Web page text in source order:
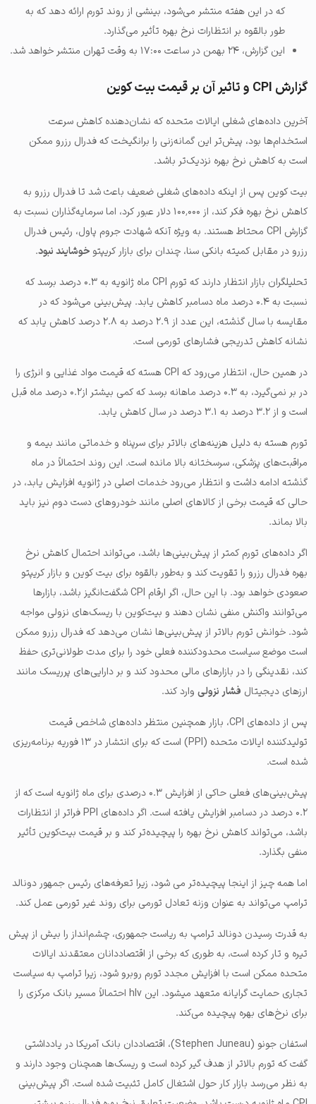
که در این هفته منتشر می‌شود، بینشی از روند تورم ارائه دهد که به
طور بالقوه بر انتظارات نرخ بهره تأثیر می‌گذارد.
این گزارش، ۲۴ بهمن در ساعت ۱۷:۰۰ به وقت تهران منتشر خواهد شد.
گزارش CPI و تاثیر آن بر قیمت بیت کوین
آخرین داده‌های شغلی ایالات متحده که نشان‌دهنده کاهش سرعت
استخدام‌ها بود، پیش‌تر این گمانه‌زنی را برانگیخت که فدرال رزرو ممکن
است به کاهش نرخ بهره نزدیک‌تر باشد.
بیت کوین پس از اینکه داده‌های شغلی ضعیف باعث شد تا فدرال رزرو به
کاهش نرخ بهره فکر کند، از ۱۰۰٬۰۰۰ دلار عبور کرد، اما سرمایه‌گذاران نسبت به
گزارش CPI محتاط هستند. به ویژه آنکه شهادت جروم پاول، رئیس فدرال
رزرو در مقابل کمیته بانکی سنا، چندان برای بازار کریپتو خوشایند نبود.
تحلیلگران بازار انتظار دارند که تورم CPI ماه ژانویه به ۰.۳ درصد برسد که
نسبت به ۰.۴ درصد ماه دسامبر کاهش یابد. پیش‌بینی می‌شود که در
مقایسه با سال گذشته، این عدد از ۲.۹ درصد به ۲.۸ درصد کاهش یابد که
نشانه کاهش تدریجی فشارهای تورمی است.
در همین حال، انتظار می‌رود که CPI هسته که قیمت‌ مواد غذایی و انرژی را
در بر نمی‌گیرد، به ۰.۳ درصد ماهانه برسد که کمی بیشتر از۰.۲ درصد ماه قبل
است و از ۳.۲ درصد به ۳.۱ درصد در سال کاهش یابد.
تورم هسته به دلیل هزینه‌های بالاتر برای سرپناه و خدماتی مانند بیمه و
مراقبت‌های پزشکی، سرسختانه بالا مانده است. این روند احتمالاً در ماه
گذشته ادامه داشت و انتظار می‌رود خدمات اصلی در ژانویه افزایش یابد، در
حالی که قیمت برخی از کالاهای اصلی مانند خودروهای دست دوم نیز باید
بالا بماند.
اگر داده‌های تورم کمتر از پیش‌بینی‌ها باشد، می‌تواند احتمال کاهش نرخ
بهره فدرال رزرو را تقویت کند و به‌طور بالقوه برای بیت کوین و بازار کریپتو
صعودی خواهد بود. با این حال، اگر ارقام CPI شگفت‌انگیز باشد، بازارها
می‌توانند واکنش منفی نشان دهند و بیت‌کوین با ریسک‌های نزولی مواجه
شود. خوانش تورم بالاتر از پیش‌بینی‌ها نشان می‌دهد که فدرال رزرو ممکن
است موضع سیاست محدودکننده فعلی خود را برای مدت طولانی‌تری حفظ
کند، نقدینگی را در بازارهای مالی محدود کند و بر دارایی‌های پرریسک مانند
ارزهای دیجیتال فشار نزولی وارد کند.
پس از داده‌های CPI، بازار همچنین منتظر داده‌های شاخص قیمت
تولیدکننده ایالات متحده (PPI) است که برای انتشار در ۱۳ فوریه برنامه‌ریزی
شده است.
پیش‌بینی‌های فعلی حاکی از افزایش ۰.۳ درصدی برای ماه ژانویه است که از
۰.۲ درصد در دسامبر افزایش یافته است. اگر داده‌های PPI فراتر از انتظارات
باشد، می‌تواند کاهش نرخ بهره را پیچیده‌تر کند و بر قیمت بیت‌کوین تأثیر
منفی بگذارد.
اما همه چیز از اینجا پیچیده‌تر می شود، زیرا تعرفه‌های رئیس جمهور دونالد
ترامپ می‌تواند به عنوان وزنه تعادل تورمی برای روند غیر تورمی عمل کند.
به قدرت رسیدن دونالد ترامپ به ریاست جمهوری، چشم‌انداز را بیش از پیش
تیره و تار کرده است، به طوری که برخی از اقتصاددانان معتقدند ایالات
متحده ممکن است با افزایش مجدد تورم روبرو شود، زیرا ترامپ به سیاست
تجاری حمایت گرایانه متعهد میشود. این hlv احتمالاً مسیر بانک مرکزی را
برای نرخ‌های بهره پیچیده می‌کند.
استفان جونو (Stephen Juneau)، اقتصاددان بانک آمریکا در یادداشتی
گفت که تورم بالاتر از هدف گیر کرده است و ریسک‌ها همچنان وجود دارند و
به نظر می‌رسد بازار کار حول اشتغال کامل تثبیت شده است. اگر پیش‌بینی